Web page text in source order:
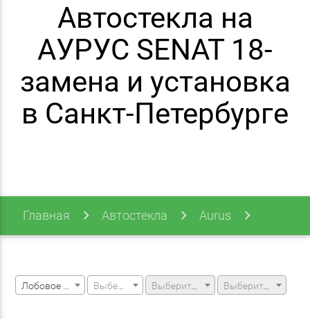
Автостекла на
АУРУС SENAT 18-
замена и установка
в Санкт-Петербурге
Главная Автостекла Aurus
Выберите модель машины Выберите модификацию